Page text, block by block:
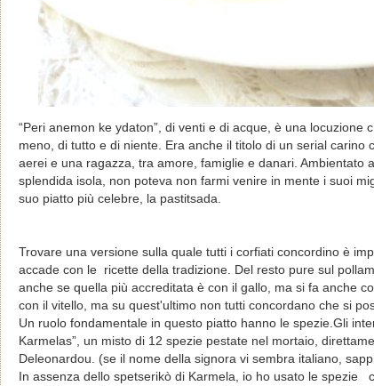
“Peri anemon ke ydaton”, di venti e di acque, è una locuzione
meno, di tutto e di niente. Era anche il titolo di un serial carino
aerei e una ragazza, tra amore, famiglie e danari. Ambientato
splendida isola, non poteva non farmi venire in mente i suoi
suo piatto più celebre, la pastitsada.
Trovare una versione sulla quale tutti i corfiati concordino è
accade con le ricette della tradizione. Del resto pure sul
anche se quella più accreditata è con il gallo, ma si fa anche
con il vitello, ma su quest'ultimo non tutti concordano che si
Un ruolo fondamentale in questo piatto hanno le spezie.Gli
Karmelas”, un misto di 12 spezie pestate nel mortaio,
Deleonardou. (se il nome della signora vi sembra italiano,
In assenza dello spetserikò di Karmela, io ho usato le spezie